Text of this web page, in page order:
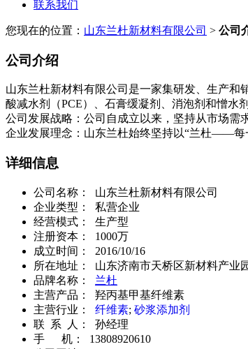
联系我们
您现在的位置： 山东兰杜新材料有限公司 > 公司
公司介绍
山东兰杜新材料有限公司是一家集研发、生产和
酸减水剂（PCE）、石膏缓凝剂、消泡剂和憎水
公司发展战略：公司自成立以来，坚持从市场需
企业发展理念：山东兰杜始终坚持以“兰杜——每
详细信息
公司名称： 山东兰杜新材料有限公司
企业类型： 私营企业
经营模式： 生产型
注册资本： 1000万
成立时间： 2016/10/16
所在地址： 山东济南市天桥区新材料产业
品牌名称： 兰杜
主营产品： 羟丙基甲基纤维素
主营行业： 纤维素; 砂浆添加剂
联 系 人： 孙经理
手 机： 13808920610